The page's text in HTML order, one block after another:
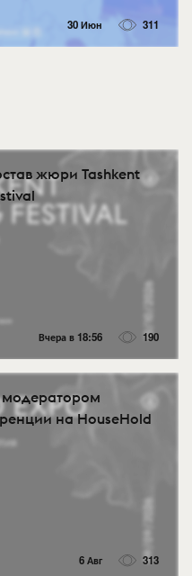
30 Июн 311
жюри Tashkent
Вчера в 18:56 190
модератором
на HouseHold
6 Авг 313